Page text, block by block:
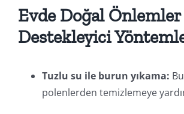
Evde Doğal Önlemler
Destekleyici
Tuzlu su ile burun yıkama:
polenlerden temizlemeye